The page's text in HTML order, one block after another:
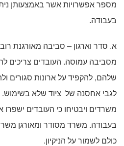
מספר אפשרויות אשר באמצעותן
בעבודה.
א. סדר וארגון – סביבה מאורגנת רוב
מסביבה עמוסה. העובדים צריכים
שלהם, להקפיד על ארונות סגורים
לגבי אחסנה של ציוד שלא בשימוש.
משרדים ויבטיחו כי העובדים
בעבודה. משרד מסודר ומאורגן
כולם לשמור על הניקיון.